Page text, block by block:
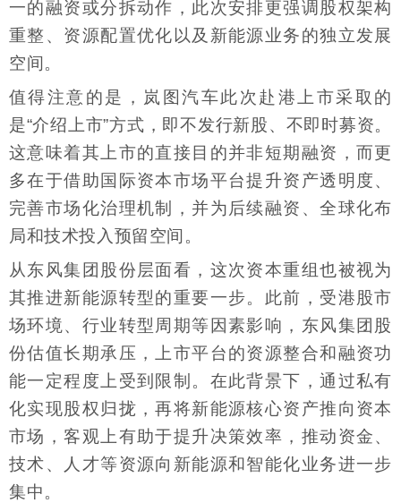
一的融资或分拆动作，此次安排更强调股权架构
重整、资源配置优化以及新能源业务的独立发展
空间。
值得注意的是，岚图汽车此次赴港上市采取的
是“介绍上市”方式，即不发行新股、不即时募资。
这意味着其上市的直接目的并非短期融资，而更
多在于借助国际资本市场平台提升资产透明度、
完善市场化治理机制，并为后续融资、全球化布
局和技术投入预留空间。
从东风集团股份层面看，这次资本重组也被视为
其推进新能源转型的重要一步。此前，受港股市
场环境、行业转型周期等因素影响，东风集团股
份估值长期承压，上市平台的资源整合和融资功
能一定程度上受到限制。在此背景下，通过私有
化实现股权归拢，再将新能源核心资产推向资本
市场，客观上有助于提升决策效率，推动资金、
技术、人才等资源向新能源和智能化业务进一步
集中。